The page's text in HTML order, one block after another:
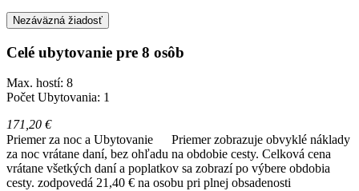
Nezáväzná žiadosť
Celé ubytovanie pre 8 osôb
Max. hostí: 8
Počet Ubytovania: 1
171,20 €
Priemer za noc a Ubytovanie
Priemer zobrazuje obvyklé náklady
za noc vrátane daní, bez ohľadu na obdobie cesty. Celková cena
vrátane všetkých daní a poplatkov sa zobrazí po výbere obdobia
cesty. zodpovedá 21,40 € na osobu pri plnej obsadenosti